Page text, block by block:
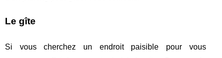
Le gîte
Si vous cherchez un endroit paisible pour vous